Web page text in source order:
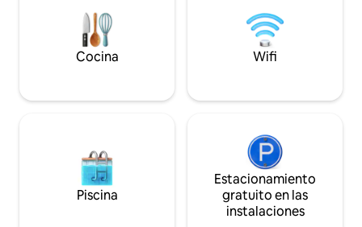
totalmente equipada, aire
acondicionado en todas partes y
conexión Wi-Fi confiable. Alora 7
combina la vida relajada de la isla con
campo es el lugar
experimentar la
escarpada costa
Cocina Wifi
Piscina
Estacionamiento
gratuito en las
instalaciones